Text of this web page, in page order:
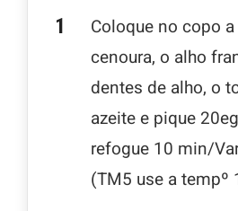
Coloque no copo
cenoura, o alho
dentes de alho, o
azeite e pique
refogue 10 min/
(TM5 use a tempº